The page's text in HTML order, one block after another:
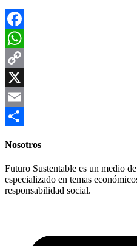
Facebook
WhatsApp
Copy
Link
X
Email
Nosotros
Futuro Sustentable es un medio
especializado en temas
responsabilidad social.